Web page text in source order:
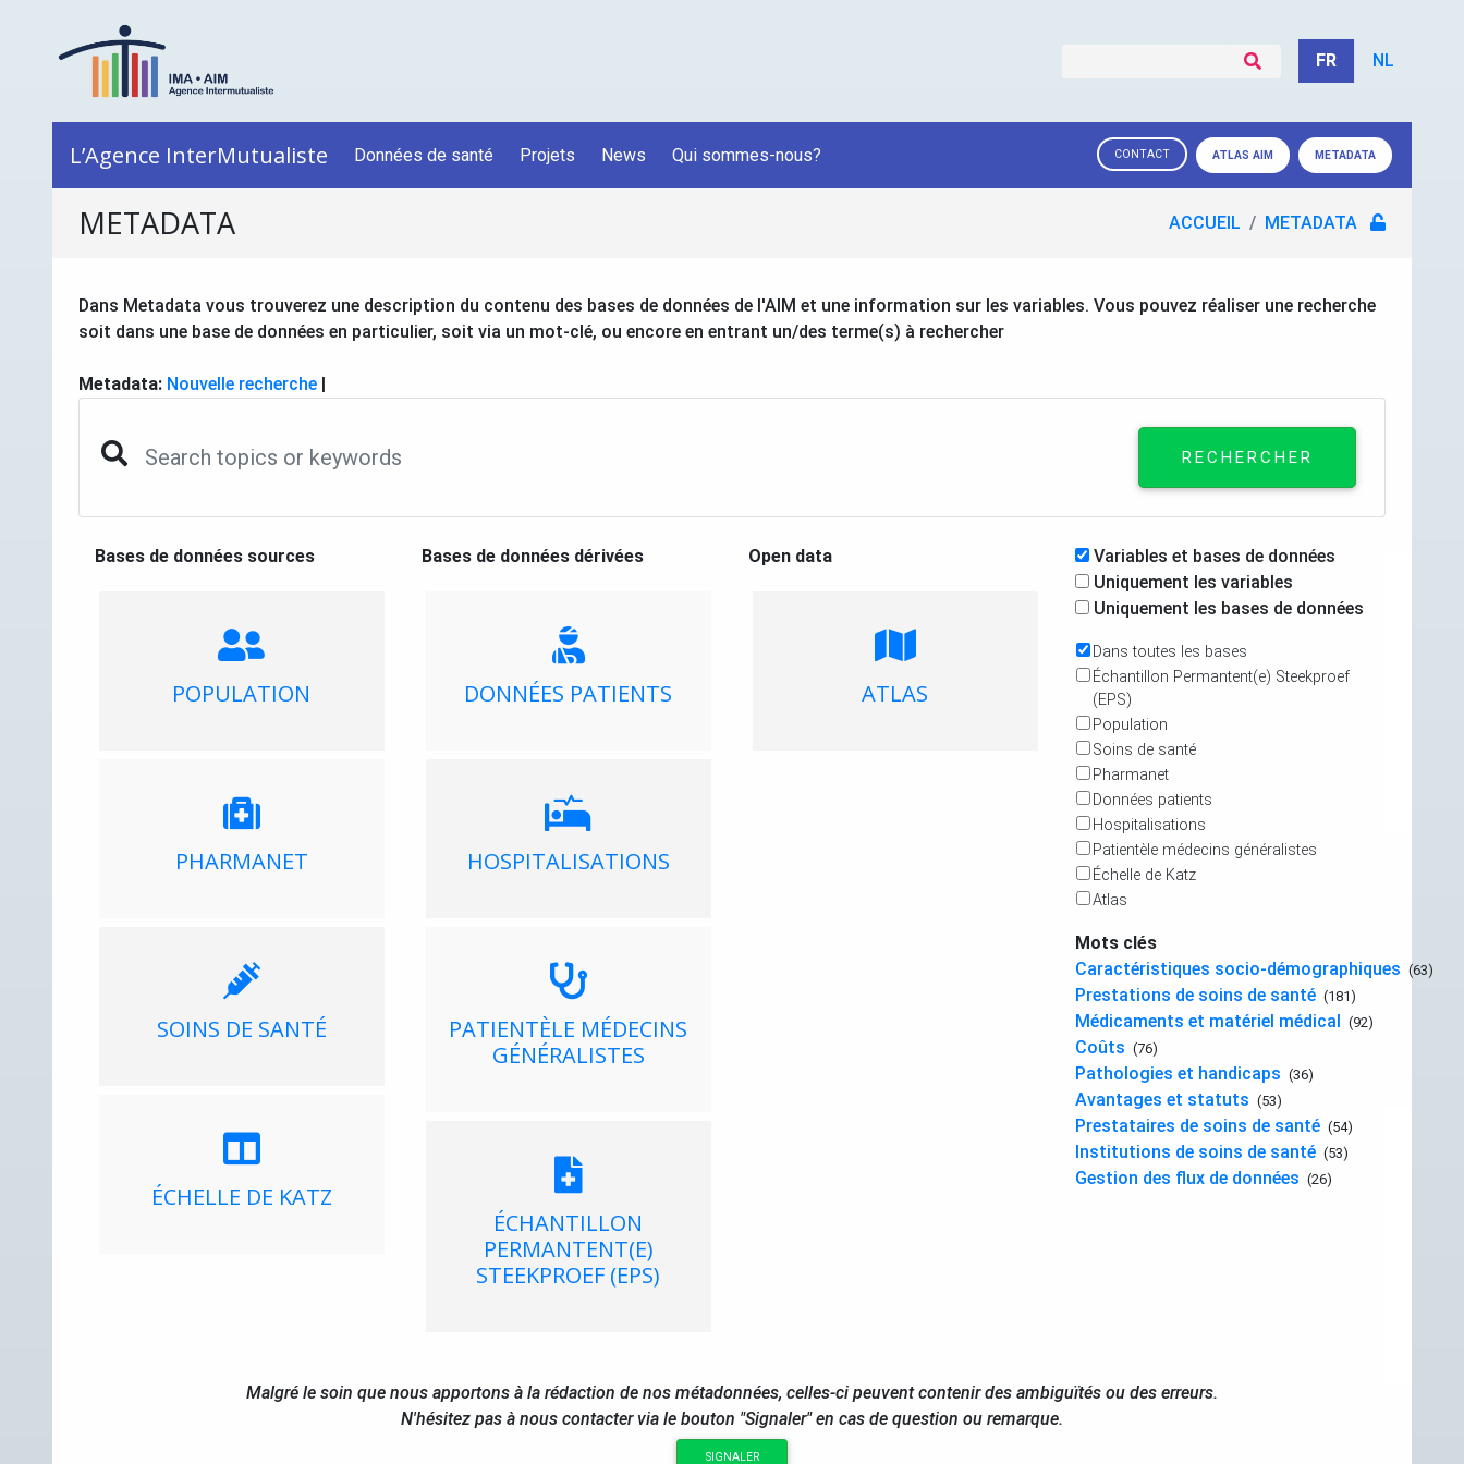
FR NL
L’Agence InterMutualiste Données de santé Projets News Qui sommes-nous? CONTACT ATLAS AIM METADATA
METADATA ACCUEIL METADATA
Dans Metadata vous trouverez une description du contenu des bases de données de l'AIM et une information sur les variables. Vous pouvez réaliser une recherche
soit dans une base de données en particulier, soit via un mot-clé, ou encore en entrant un/des terme(s) à rechercher
Metadata: Nouvelle recherche |
RECHERCHER
Bases de données sources
POPULATION
PHARMANET
SOINS DE SANTÉ
ÉCHELLE DE KATZ
Bases de données dérivées
DONNÉES PATIENTS
HOSPITALISATIONS
PATIENTÈLE MÉDECINS
GÉNÉRALISTES
ÉCHANTILLON
PERMANTENT(E)
STEEKPROEF (EPS)
Open data
ATLAS
Variables et bases de données
Uniquement les variables
Uniquement les bases de données
Dans toutes les bases
Échantillon Permantent(e) Steekproef
(EPS)
Population
Soins de santé
Pharmanet
Données patients
Hospitalisations
Patientèle médecins généralistes
Échelle de Katz
Atlas
Mots clés
Caractéristiques socio-démographiques (63)
Prestations de soins de santé (181)
Médicaments et matériel médical (92)
Coûts (76)
Pathologies et handicaps (36)
Avantages et statuts (53)
Prestataires de soins de santé (54)
Institutions de soins de santé (53)
Gestion des flux de données (26)
Malgré le soin que nous apportons à la rédaction de nos métadonnées, celles-ci peuvent contenir des ambiguïtés ou des erreurs.
N'hésitez pas à nous contacter via le bouton "Signaler" en cas de question ou remarque.
SIGNALER